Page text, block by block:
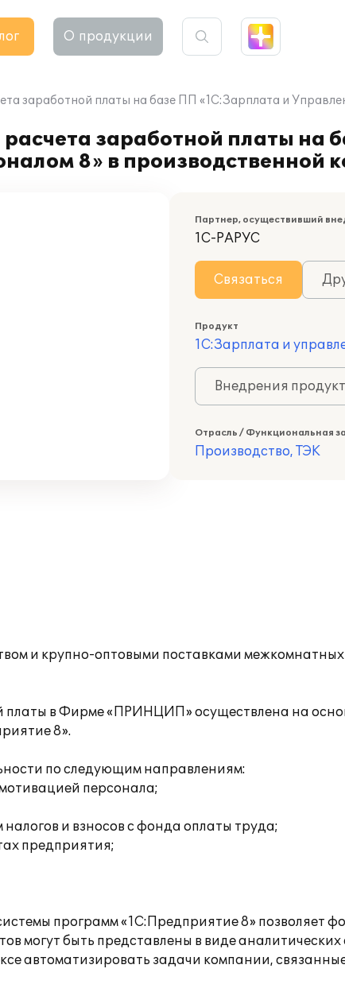
О продукции
заработной платы на базе ПП «1С:Зарплата и
заработной платы на
8» в производственной
Партнер, осуществивший
1С-РАРУС
Связаться
Продукт
1С:Зарплата и
Внедрения
Отрасль / Функциональная
Производство, ТЭК
и крупно-оптовыми поставками
платы в Фирме «ПРИНЦИП» осуществлена на
8».
по следующим направлениям:
персонала;
и взносов с фонда оплаты труда;
предприятия;
программ «1С:Предприятие 8» позволяет
могут быть представлены в виде
автоматизировать задачи компании,